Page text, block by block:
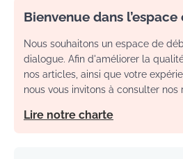
Bienvenue dans
Nous souhaitons un espace de
dialogue. Afin d'améliorer la
nos articles, ainsi que votre
nous vous invitons à consulter nos
Lire notre charte